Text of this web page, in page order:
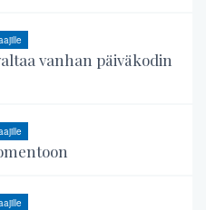
vanhan päiväkodin